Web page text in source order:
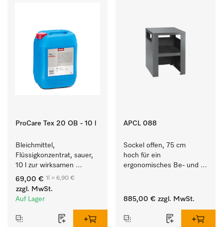
ProCare Tex 20 OB - 10 l
Bleichmittel,
Flüssigkonzentrat, sauer,
10 l zur wirksamen
Entfernung von
hartnäckigen Flecken.
69,00 € 1l = 6,90 €
zzgl. MwSt.
Auf Lager
APCL 088
Sockel offen, 75 cm
hoch für ein
ergonomisches Be- und
Trockner.
885,00 € zzgl. MwSt.